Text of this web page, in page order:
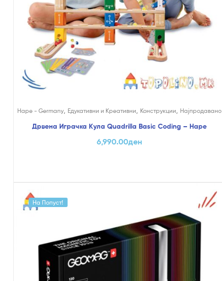
Hape - Germany Едукативни и Креативни Конструкции Најпродавано
Дрвена Играчка Кула Quadrilla Basic Coding – Hape
6,990.00ден
На Попуст!